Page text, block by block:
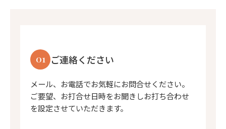
01 ご連絡ください
メール、お電話でお気軽にお問合せください。
ご要望、お打合せ日時をお聞きしお打ち合わせ
を設定させていただきます。